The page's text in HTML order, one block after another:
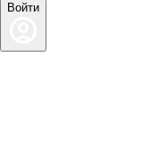
Войти